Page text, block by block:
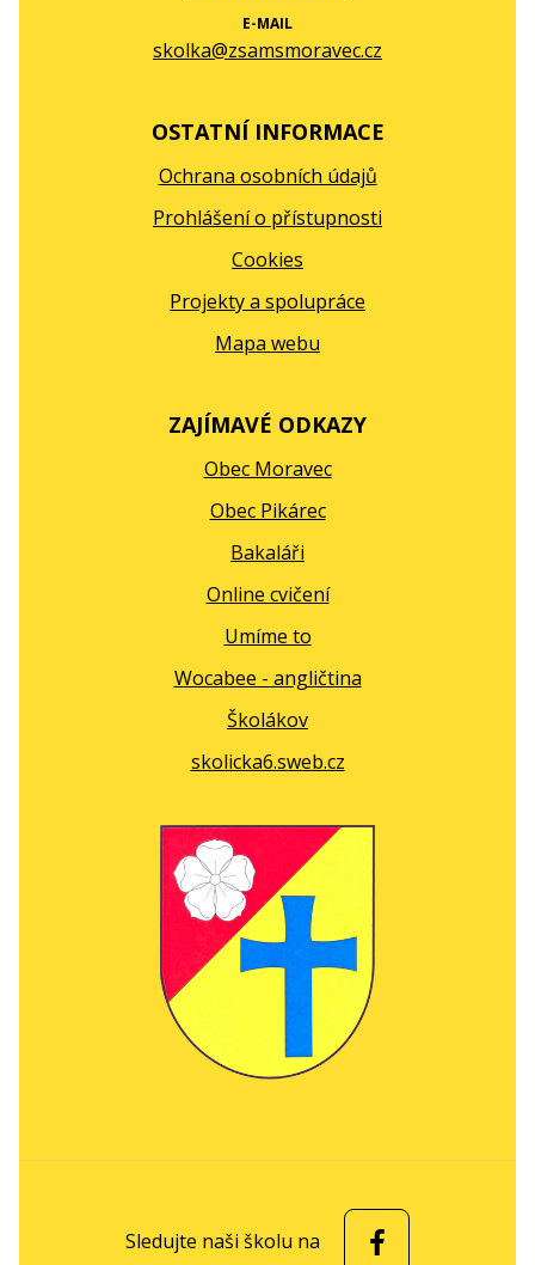
E-MAIL
skolka@zsamsmoravec.cz
OSTATNÍ INFORMACE
Ochrana osobních údajů
Prohlášení o přístupnosti
Cookies
Projekty a spolupráce
Mapa webu
ZAJÍMAVÉ ODKAZY
Obec Moravec
Obec Pikárec
Bakaláři
Online cvičení
Umíme to
Wocabee - angličtina
Školákov
skolicka6.sweb.cz
Sledujte naši školu na